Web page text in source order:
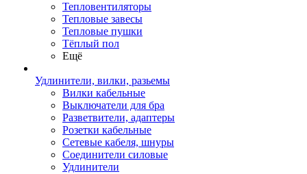
Тепловентиляторы
Тепловые завесы
Тепловые пушки
Тёплый пол
Ещё
Удлинители, вилки, разьемы
Вилки кабельные
Выключатели для бра
Разветвители, адаптеры
Розетки кабельные
Сетевые кабеля, шнуры
Соединители силовые
Удлинители